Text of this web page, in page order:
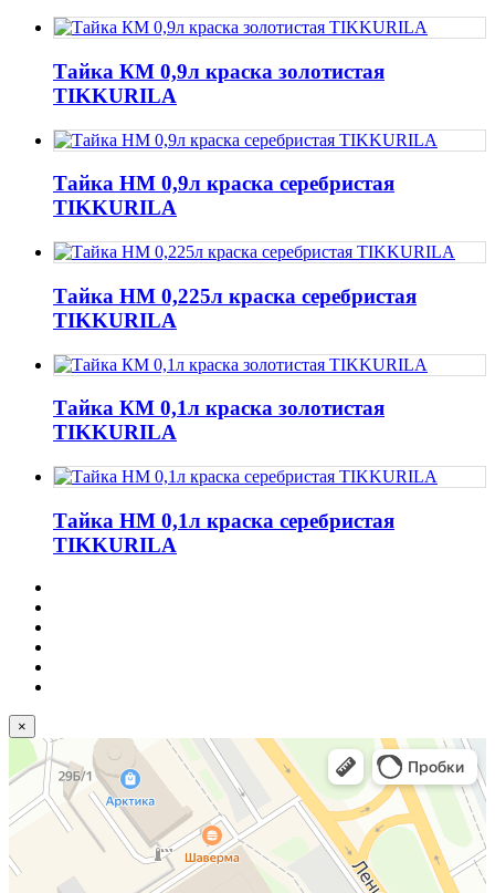
Тайка КМ 0,9л краска золотистая
TIKKURILA
Тайка НМ 0,9л краска серебристая
TIKKURILA
Тайка НМ 0,225л краска серебристая
TIKKURILA
Тайка КМ 0,1л краска золотистая
TIKKURILA
Тайка НМ 0,1л краска серебристая
TIKKURILA
×